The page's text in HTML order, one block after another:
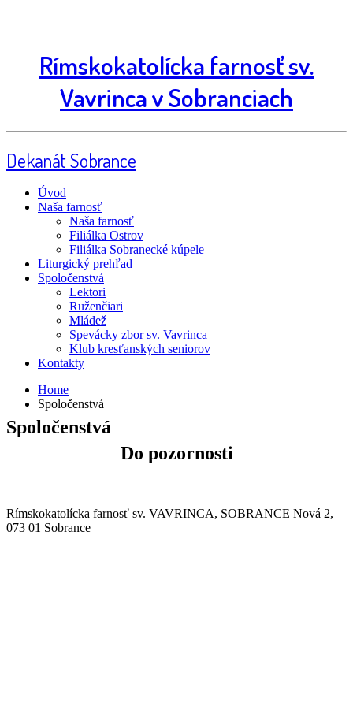
Rímskokatolícka farnosť sv.
Vavrinca v Sobranciach
Dekanát Sobrance
Úvod
Naša farnosť
Naša farnosť
Filiálka Ostrov
Filiálka Sobranecké kúpele
Liturgický prehľad
Spoločenstvá
Lektori
Ruženčiari
Mládež
Spevácky zbor sv. Vavrinca
Klub kresťanských seniorov
Kontakty
Home
Spoločenstvá
Spoločenstvá
Do pozornosti
Rímskokatolícka farnosť sv. VAVRINCA, SOBRANCE Nová 2,
073 01 Sobrance